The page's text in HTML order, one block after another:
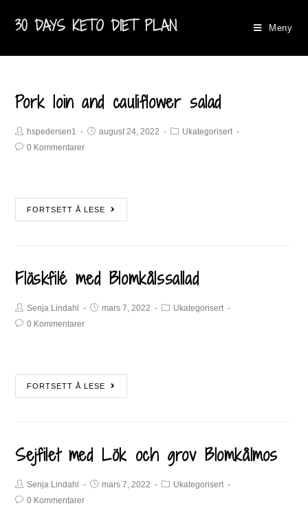
30 DAYS KETO DIET PLAN Meny
Pork loin and cauliflower salad
hspedersen1 august 24, 2022
Ukategorisert
0 Kommentarer
FORTSETT Å LESE
Fläskfilé med Blomkålssallad
Senja Lindahl mars 7, 2022
Ukategorisert
0 Kommentarer
FORTSETT Å LESE
Sejfilet med Lök och grov Blomkålmos
Senja Lindahl mars 7, 2022
Ukategorisert
0 Kommentarer